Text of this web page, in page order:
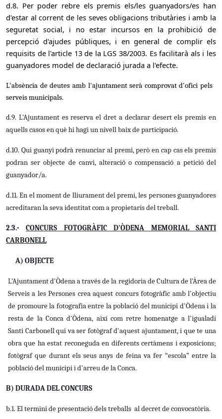
d.8. Per poder rebre els premis els/les guanyadors/es han
d'estar al corrent de les seves obligacions tributàries i amb la
seguretat social, i no estar incursos en la prohibició de
percepció d'ajudes públiques, i en general de complir els
requisits de l'article 13 de la LGS 38/2003. Es facilitarà als i les
guanyadores model de declaració jurada a l'efecte.
L'absència de deutes amb l'ajuntament serà comprovat d'ofici pels
serveis municipals.
d.9. L'Ajuntament es reserva el dret a declarar desert els premis en
aquells casos en què hi hagi un nivell baix de participació.
d.10. Qui guanyi podrà renunciar al premi, però en cap cas els premis
podran ser objecte de canvi, alteració o compensació a petició del
guanyador/a.
d.11. En el moment de lliurament del premi, les persones guanyadores
acreditaran la seva identitat com a propietaris del treball.
2.3.-CONCURS FOTOGRÀFIC D'ÒDENA MEMORIAL SANTI
CARBONELL
A) OBJECTE
L'Ajuntament d'Òdena a través de la regidoria de Cultura de l'Àrea de
Serveis a les Persones crea aquest concurs fotogràfic amb l'objectiu
de promoure la fotografia entre la població del municipi d'Òdena i la
resta de la Conca d'Òdena, així com retre homenatge a l'igualadí
Santi Carbonell qui va ser fotògraf d'aquest ajuntament, i que te una
obra que ha estat reconeguda en diferents certàmens i exposicions;
fotògraf que durant els seus anys de feina va fer “escola” entre la
població del municipi i d'arreu de la Conca.
B) DURADA DEL CONCURS
b.1. El termini de presentació dels treballs al decret de convocatòria.